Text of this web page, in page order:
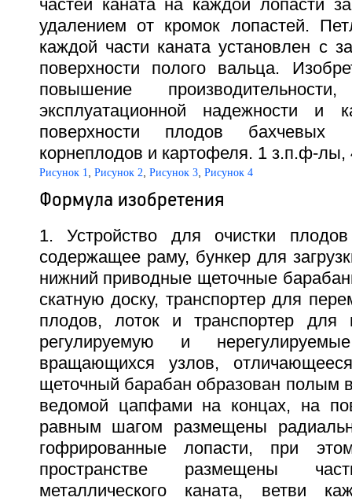
частей каната на каждой лопасти
удалением от кромок лопастей.
каждой части каната установлен с
поверхности полого вальца.
повышение
эксплуатационной надежности и
поверхности плодов бахчевых
корнеплодов и картофеля. 1 з.п.ф-лы,
Рисунок 1 Рисунок 2 Рисунок 3, Рисунок 4
Формула изобретения
1. Устройство для очистки
содержащее раму, бункер для
нижний приводные щеточные
скатную доску, транспортер для
плодов, лоток и транспортер для
регулируемую и
вращающихся узлов,
щеточный барабан образован полым
ведомой цапфами на концах, на
равным шагом размещены
гофрированные лопасти, при
пространстве размещены
металлического каната, ветви